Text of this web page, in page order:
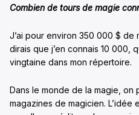
Combien de tours de magie
J’ai pour environ 350 000 $ de
dirais que j’en connais 10 000,
vingtaine dans mon répertoire.
Dans le monde de la magie, on
magazines de magicien. L’idée